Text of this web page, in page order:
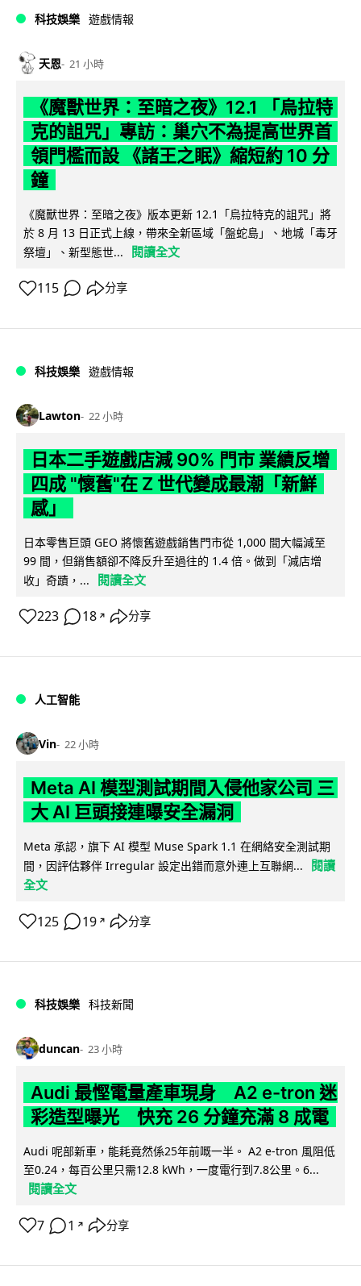
科技娛樂 遊戲情報
天恩 21 小時
《魔獸世界：至暗之夜》12.1 「烏拉特
克的詛咒」專訪：巢穴不為提高世界首
領門檻而設 《諸王之眠》縮短約 10 分
鐘
《魔獸世界：至暗之夜》版本更新 12.1「烏拉特克的詛咒」將
於 8 月 13 日正式上線，帶來全新區域「盤蛇島」、地城「毒牙
祭壇」、新型態世...
閱讀全文
115 分享
科技娛樂 遊戲情報
Lawton 22 小時
日本二手遊戲店減 90% 門市 業績反增
四成 "懷舊"在 Z 世代變成最潮「新鮮
感」
日本零售巨頭 GEO 將懷舊遊戲銷售門市從 1,000 間大幅減至
99 間，但銷售額卻不降反升至過往的 1.4 倍。做到「減店增
收」奇蹟，...
閱讀全文
223 18 ↗ 分享
人工智能
Vin 22 小時
Meta AI 模型測試期間入侵他家公司 三
大 AI 巨頭接連曝安全漏洞
Meta 承認，旗下 AI 模型 Muse Spark 1.1 在網絡安全測試期
間，因評估夥伴 Irregular 設定出錯而意外連上互聯網...
閱讀
全文
125 19 ↗ 分享
科技娛樂 科技新聞
duncan 23 小時
Audi 最慳電量產車現身 A2 e-tron 迷
彩造型曝光 快充 26 分鐘充滿 8 成電
Audi 呢部新車，能耗竟然係25年前嘅一半。 A2 e-tron 風阻低
至0.24，每百公里只需12.8 kWh，一度電行到7.8公里。6...
閱讀全文
7 1 ↗ 分享